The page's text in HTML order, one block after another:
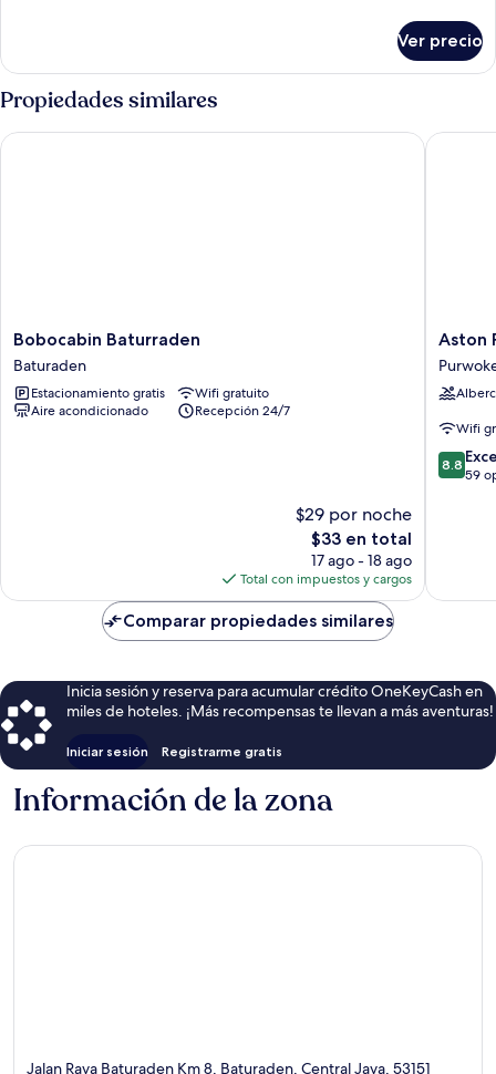
Deluxe
Ver precio
Propiedades similares
Bobocabin
Baturraden
Baturaden
Bobocabin Baturraden
Baturaden
Estacionamiento gratis
Wifi gratuito
Aire acondicionado
Recepción 24/7
$29 por noche
El
precio
actual
es
de
$33
$33 en total
17 ago - 18 ago
Total con impuestos y cargos
Bobocabin Baturraden
Aston
Hotel
&
Center
Aston
Wifi
8.8
de
8.8
59
Aston
Comparar propiedades similares
Inicia sesión y reserva para acumular crédito OneKeyCash en
miles de hoteles. ¡Más recompensas te llevan a más aventuras!
Iniciar sesión Registrarme gratis
Información de la zona
Jalan Raya Baturaden Km 8, Baturaden, Central Java, 53151